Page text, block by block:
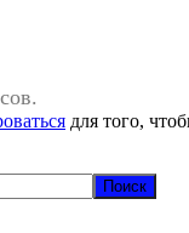
для того,
Поиск